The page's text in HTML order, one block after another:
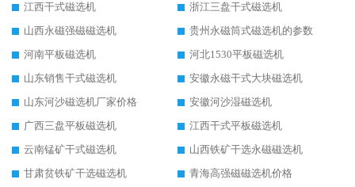
江西干式磁选机
浙江三盘干式磁选机
山西永磁强磁磁选机
贵州永磁筒式磁选机的参数
河南平板磁选机
河北1530平板磁选机
山东销售干式磁选机
安徽永磁干式大块磁选机
山东河沙磁选机厂家价格
安徽河沙湿磁选机
广西三盘平板磁选机
江西干式平板磁选机
云南锰矿干式磁选机
山西铁矿干选永磁磁选机
甘肃贫铁矿干选磁选机
青海高强磁磁选机价格